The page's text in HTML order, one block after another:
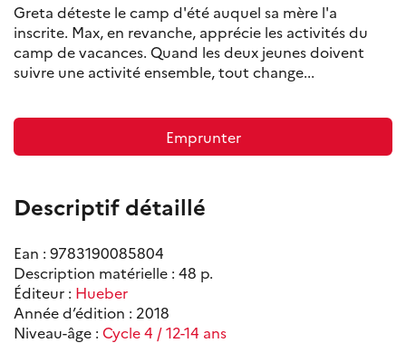
Greta déteste le camp d'été auquel sa mère l'a
inscrite. Max, en revanche, apprécie les activités du
camp de vacances. Quand les deux jeunes doivent
suivre une activité ensemble, tout change...
Emprunter
Descriptif détaillé
Ean : 9783190085804
Description matérielle : 48 p.
Éditeur : Hueber
Année d’édition : 2018
Niveau-âge : Cycle 4 / 12-14 ans